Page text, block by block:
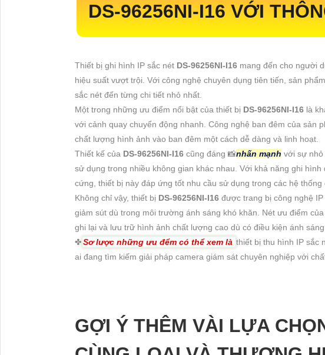
DS-96256NI-I16 VỚI
Thiết bị ghi hình IP sắc nét DS-96256NI-I16 mang đến cho người
hiệu suất vượt trội. Với công nghệ chuyên dụng tiên tiến, sản
sắc nét đến từng chi tiết nhỏ nhất.
Một trong những ưu điểm nổi bật của thiết bị DS-96256NI-I16 là
với cảnh quay chuyển động nhanh. Công nghệ ban đêm của sản
chất lượng hình ảnh vào ban đêm một cách dễ dàng và linh hoạt.
Thiết kế của DS-96256NI-I16 cũng đáng 📸nhấn mạnh với sự nhỏ
sử dụng trong nhiều không gian khác nhau. Với khả năng ghi
cứng, thiết bị này đáp ứng tốt nhu cầu sử dụng trong các hệ thống
Không chỉ vậy, thiết bị DS-96256NI-I16 được trang bị công nghệ
giảm sút dù trong môi trường ánh sáng khó khăn. Nét ưu điểm
ghi lại và lưu trữ hình ảnh chất lượng cao dù có điều kiện ánh
✤Sơ lược những ưu đểm có thể xem là thiết bị thu hình IP sắc
ai đang tìm kiếm giải pháp camera giám sát chuyên nghiệp với
GỢI Ý THÊM VÀI LỰA